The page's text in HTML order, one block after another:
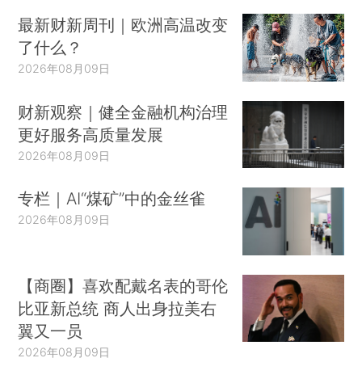
最新财新周刊｜欧洲高温改变
了什么？
2026年08月09日
财新观察｜健全金融机构治理
更好服务高质量发展
2026年08月09日
专栏｜AI“煤矿”中的金丝雀
2026年08月09日
【商圈】喜欢配戴名表的哥伦
比亚新总统 商人出身拉美右
翼又一员
2026年08月09日